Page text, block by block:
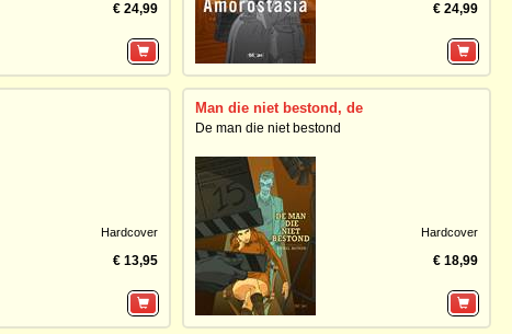
€ 24,99 € 24,99
Hardcover
€ 13,95
Man die niet bestond, de
De man die niet bestond
Hardcover
€ 18,99